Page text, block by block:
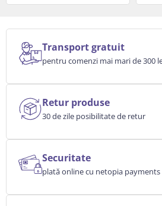
Transport gratuit
pentru comenzi mai mari de 300
Retur produse
30 de zile posibilitate de retur
Securitate
plată online cu netopia payments